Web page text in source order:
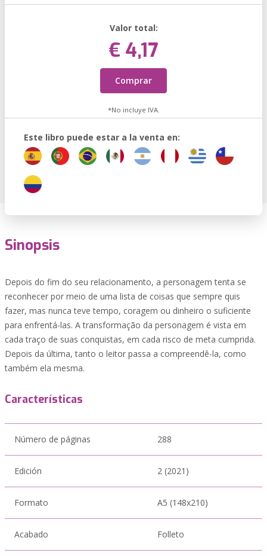
Valor total:
€ 4,17
Comprar
*No incluye IVA.
Este libro puede estar a la venta en:
Sinopsis
Depois do fim do seu relacionamento, a personagem tenta se
reconhecer por meio de uma lista de coisas que sempre quis
fazer, mas nunca teve tempo, coragem ou dinheiro o suficiente
para enfrentá-las. A transformação da personagem é vista em
cada traço de suas conquistas, em cada risco de meta cumprida.
Depois da última, tanto o leitor passa a compreendê-la, como
também ela mesma.
Características
Número de páginas 288
Edición 2 (2021)
Formato A5 (148x210)
Acabado Folleto